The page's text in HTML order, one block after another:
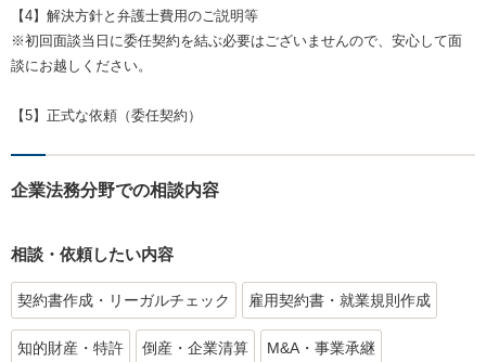
【4】解決方針と弁護士費用のご説明等
※初回面談当日に委任契約を結ぶ必要はございませんので、安心して面
談にお越しください。
【5】正式な依頼（委任契約）
企業法務分野での相談内容
相談・依頼したい内容
契約書作成・リーガルチェック 雇用契約書・就業規則作成
知的財産・特許 倒産・企業清算 M&A・事業承継